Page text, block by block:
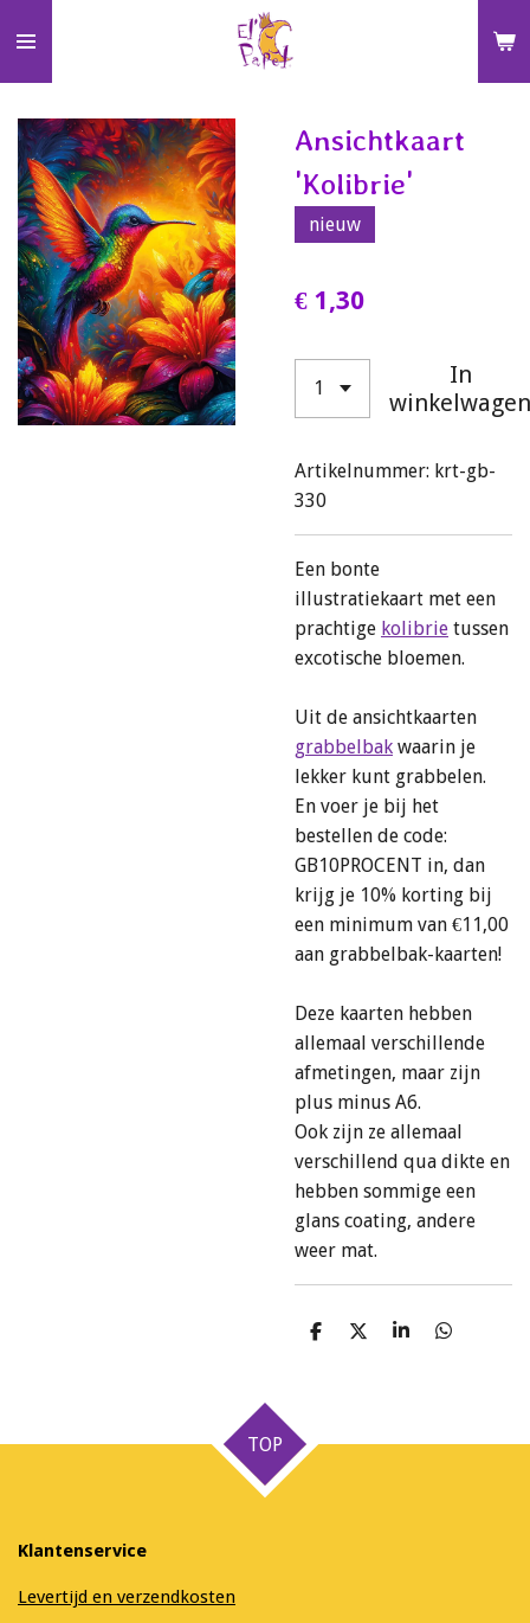
direct
naar
de
hoofdinhoud
Ansichtkaart
'Kolibrie'
nieuw
€ 1,30
In
winkelwagen
Artikelnummer: krt-gb-
330
Een bonte
illustratiekaart met een
prachtige kolibrie tussen
excotische bloemen.
Uit de ansichtkaarten
grabbelbak waarin je
lekker kunt grabbelen.
En voer je bij het
bestellen de code:
GB10PROCENT in, dan
krijg je 10% korting bij
een minimum van €11,00
aan grabbelbak-kaarten!
Deze kaarten hebben
allemaal verschillende
afmetingen, maar zijn
plus minus A6.
Ook zijn ze allemaal
verschillend qua dikte en
hebben sommige een
glans coating, andere
weer mat.
D
D
S
D
TOP
Klantenservice
Levertijd en verzendkosten